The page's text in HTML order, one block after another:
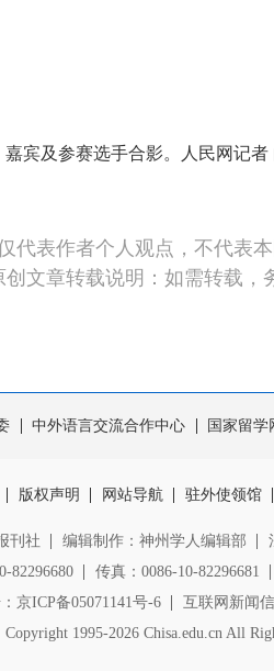
嘉宾及参赛选手合影。人民网记者
代表作者个人观点，不代表本
文章转载说明：如需转载，
中外语言交流合作中心 国家留学
版权声明 网站导航 驻外使领馆
刊社 编辑制作：神州学人编辑部
82296680
传真：0086-10-82296681
京ICP备05071141号-6 互联网新闻
Copyright 1995-2026 Chisa.edu.cn All